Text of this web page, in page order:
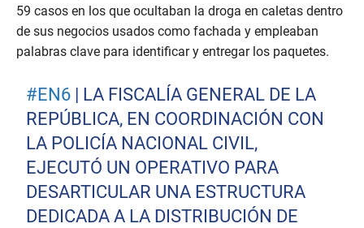
59 casos en los que ocultaban la droga en caletas dentro
de sus negocios usados como fachada y empleaban
palabras clave para identificar y entregar los paquetes.
#EN6 | LA FISCALÍA GENERAL DE LA
REPÚBLICA, EN COORDINACIÓN CON
LA POLICÍA NACIONAL CIVIL,
EJECUTÓ UN OPERATIVO PARA
DESARTICULAR UNA ESTRUCTURA
DEDICADA A LA DISTRIBUCIÓN DE